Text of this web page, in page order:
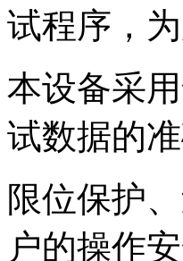
试程序，
本设备采
试数据的准
限位保护
户的操作安